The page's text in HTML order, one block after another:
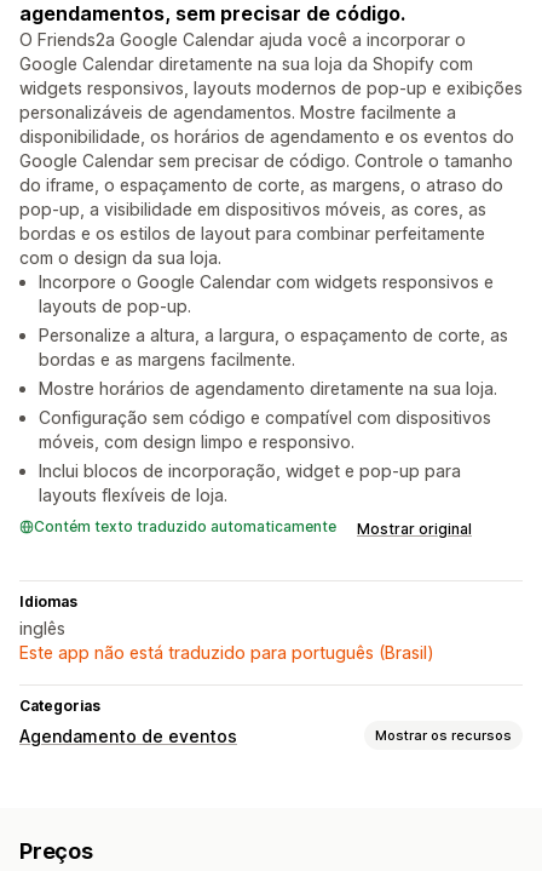
agendamentos, sem precisar de código.
O Friends2a Google Calendar ajuda você a incorporar o
Google Calendar diretamente na sua loja da Shopify com
widgets responsivos, layouts modernos de pop-up e exibições
personalizáveis de agendamentos. Mostre facilmente a
disponibilidade, os horários de agendamento e os eventos do
Google Calendar sem precisar de código. Controle o tamanho
do iframe, o espaçamento de corte, as margens, o atraso do
pop-up, a visibilidade em dispositivos móveis, as cores, as
bordas e os estilos de layout para combinar perfeitamente
com o design da sua loja.
Incorpore o Google Calendar com widgets responsivos e
layouts de pop-up.
Personalize a altura, a largura, o espaçamento de corte, as
bordas e as margens facilmente.
Mostre horários de agendamento diretamente na sua loja.
Configuração sem código e compatível com dispositivos
móveis, com design limpo e responsivo.
Inclui blocos de incorporação, widget e pop-up para
layouts flexíveis de loja.
Contém texto traduzido automaticamente Mostrar original
Idiomas
inglês
Este app não está traduzido para português (Brasil)
Categorias
Agendamento de eventos Mostrar os recursos
Eventos personalizados
Preços